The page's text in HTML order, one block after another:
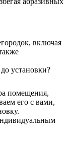
включая
установки?
помещения,
его с вами,